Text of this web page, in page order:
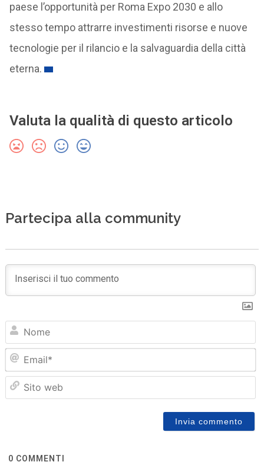
paese l’opportunità per Roma Expo 2030 e allo
stesso tempo attrarre investimenti risorse e nuove
tecnologie per il rilancio e la salvaguardia della città
eterna.
Valuta la qualità di questo articolo
Partecipa alla community
0 COMMENTI